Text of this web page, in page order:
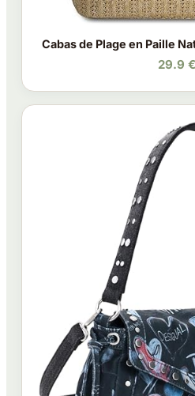
Cabas de Plage en Paille
29.9 €